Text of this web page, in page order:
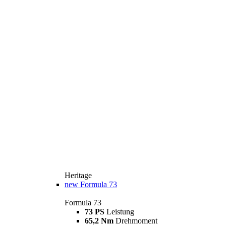
Heritage
new Formula 73
Formula 73
73 PS Leistung
65,2 Nm Drehmoment